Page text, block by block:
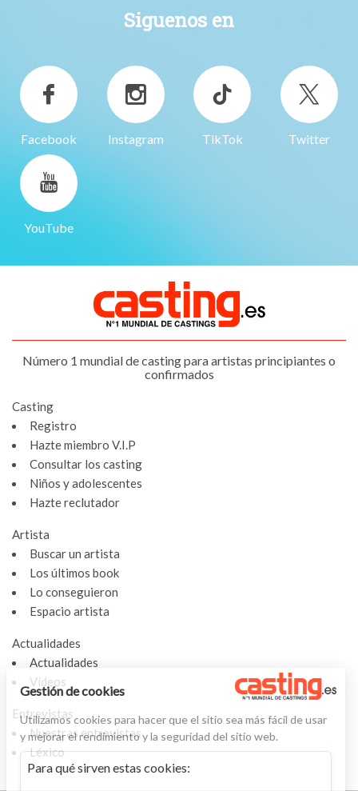
Siguenos en
Facebook Instagram TikTok Twitter
YouTube
Número 1 mundial de casting para artistas principiantes o
confirmados
Casting
Registro
Hazte miembro V.I.P
Consultar los casting
Niños y adolescentes
Hazte reclutador
Artista
Buscar un artista
Los últimos book
Lo conseguieron
Espacio artista
Actualidades
Actualidades
Vídeos
Entrevistas
Nuestras entrevistas
Léxico
Gestión de cookies
Utilizamos cookies para hacer que el sitio sea más fácil de usar
y mejorar el rendimiento y la seguridad del sitio web.
Para qué sirven estas cookies: